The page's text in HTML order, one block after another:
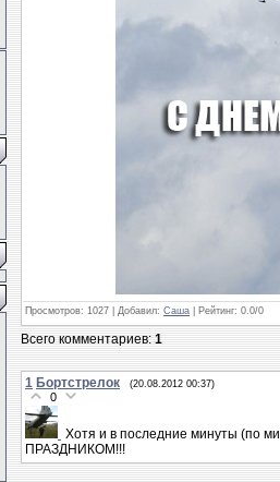
Просмотров: 1027 | Добавил: Саша Рейтинг: 0.0/0
Всего комментариев:1
1 Бортстрелок (20.08.2012 00:37)
0
Хотя и в последние минуты (по
ПРАЗДНИКОМ!!!